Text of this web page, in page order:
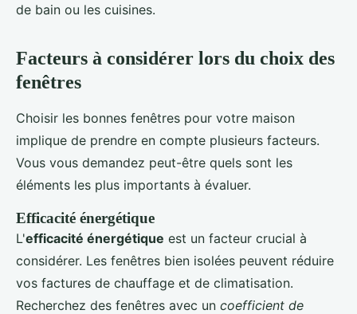
de bain ou les cuisines.
Facteurs à considérer lors du choix des
fenêtres
Choisir les bonnes fenêtres pour votre maison
implique de prendre en compte plusieurs facteurs.
Vous vous demandez peut-être quels sont les
éléments les plus importants à évaluer.
Efficacité énergétique
L'efficacité énergétique est un facteur crucial à
considérer. Les fenêtres bien isolées peuvent réduire
vos factures de chauffage et de climatisation.
Recherchez des fenêtres avec un coefficient de